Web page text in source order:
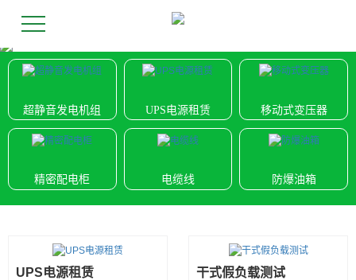
超静音发电机组 UPS电源租赁 移动式变压器
精密配电柜 电缆线 防爆油箱
UPS电源租赁 干式假负载测试